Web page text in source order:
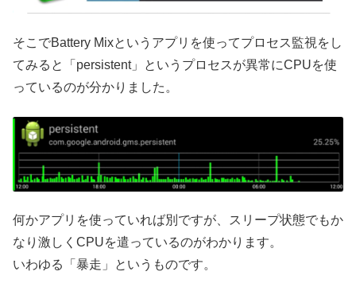
そこでBattery Mixというアプリを使ってプロセス監視をし
てみると「persistent」というプロセスが異常にCPUを使
っているのが分かりました。
何かアプリを使っていれば別ですが、スリープ状態でもか
なり激しくCPUを遣っているのがわかります。
いわゆる「暴走」というものです。